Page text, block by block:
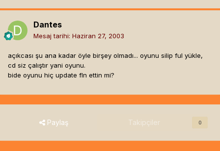
Dantes
Mesaj tarihi: Haziran 27, 2003
açıkcası şu ana kadar öyle birşey olmadı... oyunu silip ful yükle,
cd siz çalıştır yani oyunu.
bide oyunu hiç update fln ettin mi?
Paylaş Takipçiler 0